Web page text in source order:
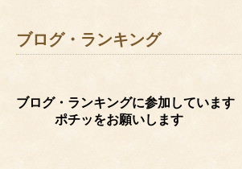
ブログ・ランキング
ブログ・ランキングに参加しています
ポチッをお願いします